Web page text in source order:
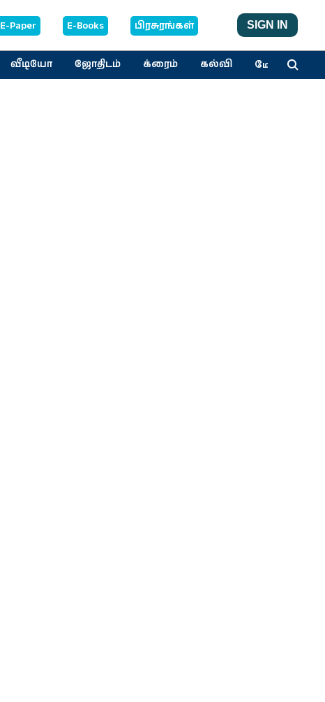
E-Paper E-Books பிரசுரங்கள் SIGN IN
வீடியோ ஜோதிடம் க்ரைம் கல்வி மேலும்